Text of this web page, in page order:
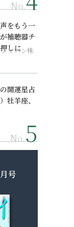
No.
をもう一
補聴器チ
しに
ャパン株
開運星占
牡羊座、
No.
月号